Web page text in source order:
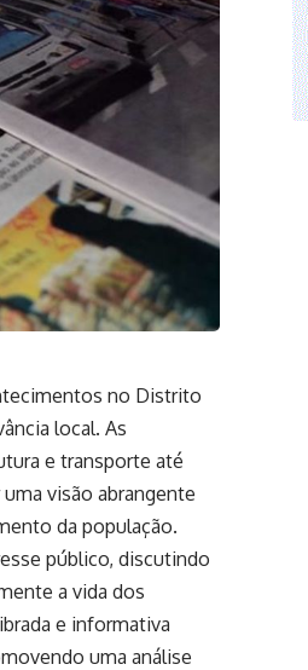
no Distrito
local. As
e transporte até
visão abrangente
da população.
público, discutindo
a vida dos
e informativa
uma análise